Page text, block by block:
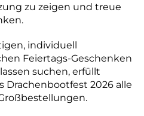
zu zeigen und treue
individuell
Feiertags-Geschenken
suchen, erfüllt
Drachenbootfest 2026 alle